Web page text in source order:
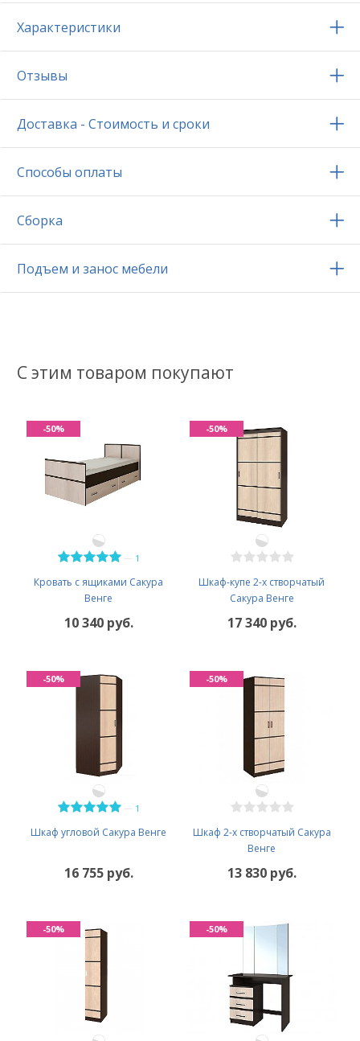
Характеристики
Отзывы
Доставка - Стоимость и сроки
Способы оплаты
Сборка
Подъем и занос мебели
С этим товаром покупают
1
Кровать с ящиками Сакура
Венге
10 340 руб.
-50%
Шкаф-купе 2-х створчатый
Сакура Венге
17 340 руб.
-50%
1
Шкаф угловой Сакура Венге
16 755 руб.
-50%
Шкаф 2-х створчатый Сакура
Венге
13 830 руб.
-50%
-50% -50%